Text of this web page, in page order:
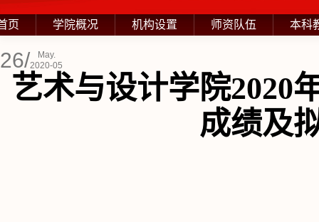
页 学院概况 机构设置 师资队伍 本科
26/
May.
2020-05
艺术与设计学院2020
成绩及